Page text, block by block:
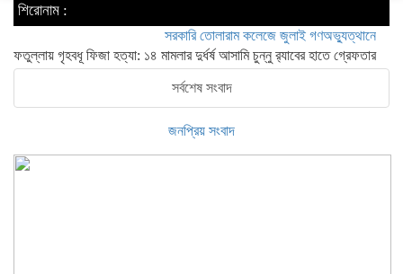
শিরোনাম :
সরকারি তোলারাম কলেজে জুলাই গণঅভ্যুত্থানের শহীদদের
ফতুল্লায় গৃহবধূ ফিজা হত্যা: ১৪ মামলার দুর্ধর্ষ আসামি চুন্নু র‍্যাবের হাতে গ্রেফতার
সর্বশেষ সংবাদ
জনপ্রিয় সংবাদ